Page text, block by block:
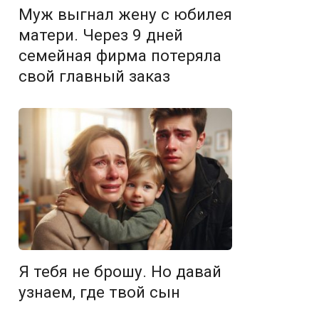
Муж выгнал жену с юбилея
матери. Через 9 дней
семейная фирма потеряла
свой главный заказ
Я тебя не брошу. Но давай
узнаем, где твой сын